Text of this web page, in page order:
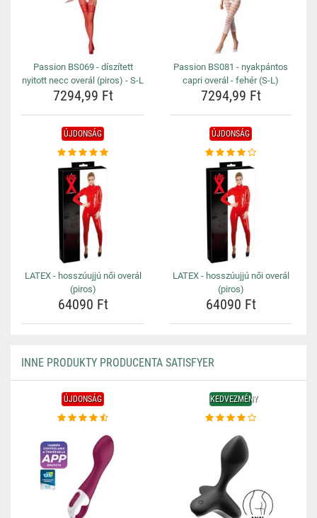
Passion BS069 - díszített
nyitott necc overál (piros) - S-L
7294,99 Ft
Passion BS081 - nyakpántos
capri overál - fehér (S-L)
7294,99 Ft
ÚJDONSÁG
LATEX - hosszúujjú női overál
(piros)
64090 Ft
ÚJDONSÁG
LATEX - hosszúujjú női overál
(piros)
64090 Ft
INNE PRODUKTY PRODUCENTA SATISFYER
ÚJDONSÁG KEDVEZMÉNY